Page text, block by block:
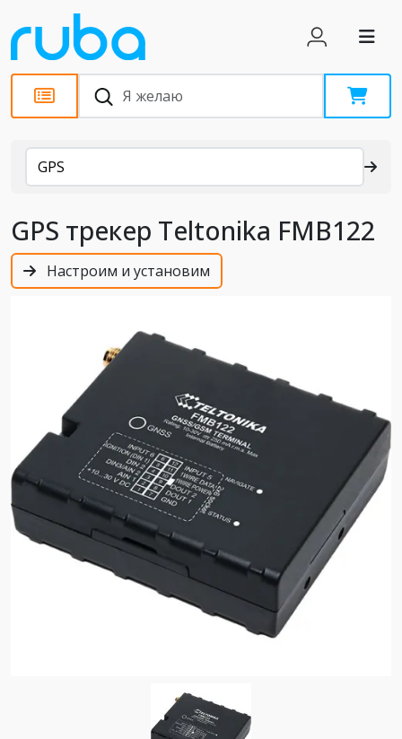
Каталог
GPS
GPS трекер Teltonika FMB122
Настроим и установим